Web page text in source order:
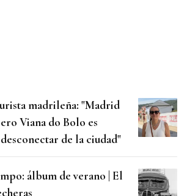
madrileña: "Madrid
Viana do Bolo es
de la ciudad"
álbum de verano | El